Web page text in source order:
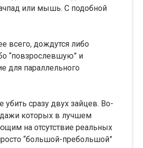
или мышь. С подобной
всего, дождутся либо
“повзрослевшую” и
для параллельного
сразу двух зайцев. Во-
которых в лучшем
на отсутствие реальных
“большой-пребольшой”